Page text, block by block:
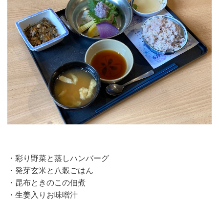
・彩り野菜と蒸しハンバーグ
・発芽玄米と八穀ごはん
・昆布ときのこの佃煮
・生姜入りお味噌汁